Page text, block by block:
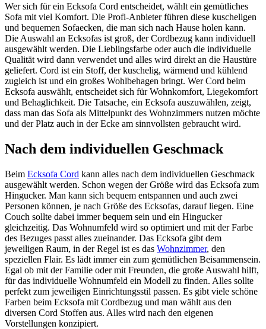
Wer sich für ein Ecksofa Cord entscheidet, wählt ein gemütliches
Sofa mit viel Komfort. Die Profi-Anbieter führen diese kuscheligen
und bequemen Sofaecken, die man sich nach Hause holen kann.
Die Auswahl an Ecksofas ist groß, der Cordbezug kann individuell
ausgewählt werden. Die Lieblingsfarbe oder auch die individuelle
Qualität wird dann verwendet und alles wird direkt an die Haustüre
geliefert. Cord ist ein Stoff, der kuschelig, wärmend und kühlend
zugleich ist und ein großes Wohlbehagen bringt. Wer Cord beim
Ecksofa auswählt, entscheidet sich für Wohnkomfort, Liegekomfort
und Behaglichkeit. Die Tatsache, ein Ecksofa auszuwählen, zeigt,
dass man das Sofa als Mittelpunkt des Wohnzimmers nutzen möchte
und der Platz auch in der Ecke am sinnvollsten gebraucht wird.
Nach dem individuellen Geschmack
Beim Ecksofa Cord kann alles nach dem individuellen Geschmack
ausgewählt werden. Schon wegen der Größe wird das Ecksofa zum
Hingucker. Man kann sich bequem entspannen und auch zwei
Personen können, je nach Größe des Ecksofas, darauf liegen. Eine
Couch sollte dabei immer bequem sein und ein Hingucker
gleichzeitig. Das Wohnumfeld wird so optimiert und mit der Farbe
des Bezuges passt alles zueinander. Das Ecksofa gibt dem
jeweiligen Raum, in der Regel ist es das Wohnzimmer, den
speziellen Flair. Es lädt immer ein zum gemütlichen Beisammensein.
Egal ob mit der Familie oder mit Freunden, die große Auswahl hilft,
für das individuelle Wohnumfeld ein Modell zu finden. Alles sollte
perfekt zum jeweiligen Einrichtungsstil passen. Es gibt viele schöne
Farben beim Ecksofa mit Cordbezug und man wählt aus den
diversen Cord Stoffen aus. Alles wird nach den eigenen
Vorstellungen konzipiert.